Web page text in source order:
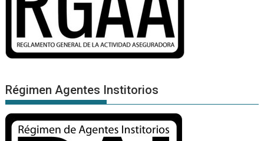
Régimen Agentes Institorios